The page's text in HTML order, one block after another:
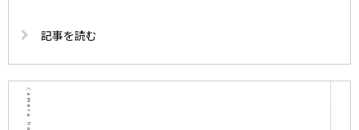
記事を読む